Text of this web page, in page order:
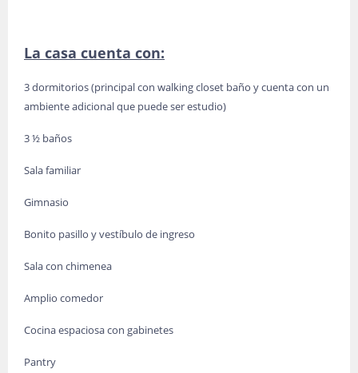
La casa cuenta con:
3 dormitorios (principal con walking closet baño y cuenta con un
ambiente adicional que puede ser estudio)
3 ½ baños
Sala familiar
Gimnasio
Bonito pasillo y vestíbulo de ingreso
Sala con chimenea
Amplio comedor
Cocina espaciosa con gabinetes
Pantry